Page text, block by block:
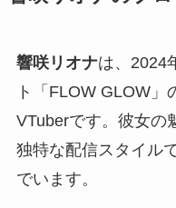
響咲リオナは、2024
ト「FLOW GLOW
VTuberです。彼女の
独特な配信スタイル
でいます。